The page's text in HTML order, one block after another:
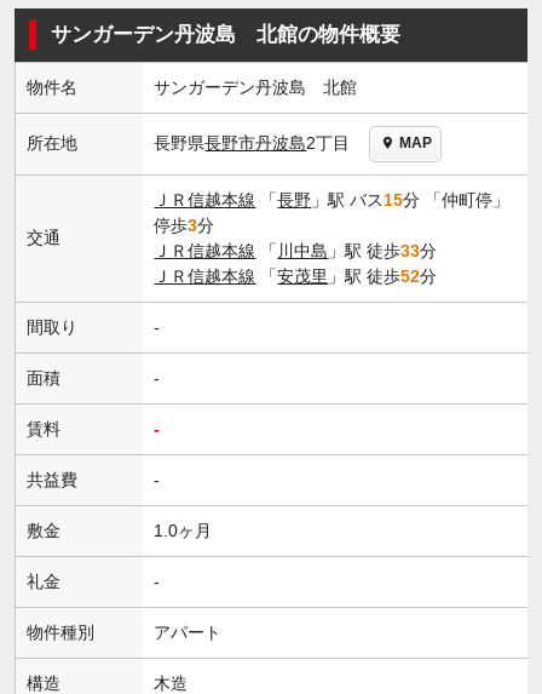
サンガーデン丹波島 北館の物件概要
物件名 サンガーデン丹波島 北館
所在地 長野県長野市丹波島2丁目 MAP
交通
ＪＲ信越本線 「長野 」駅 バス15分 「仲町停」
停歩3分
ＪＲ信越本線 「 川中島 」駅 徒歩33分
ＪＲ信越本線 「安茂里 」駅 徒歩52分
間取り -
面積 -
賃料 -
共益費 -
敷金 1.0ヶ月
礼金 -
物件種別 アパート
構造 木造